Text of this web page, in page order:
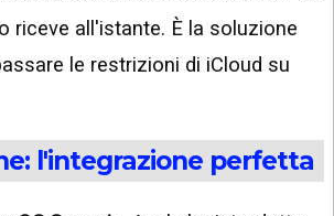
riceve all'istante. È la soluzione
le restrizioni di iCloud su
l'integrazione perfetta